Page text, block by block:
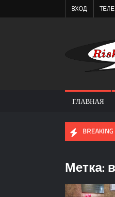
ВХОД
ГЛАВНАЯ
и риски ускоренного
Метка: